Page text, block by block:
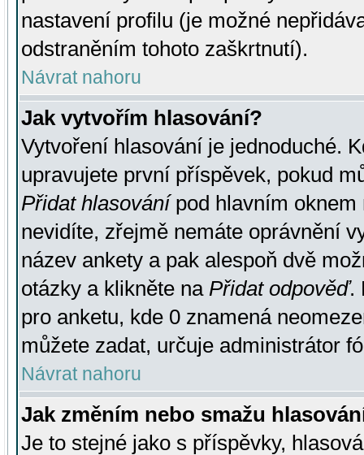
nastavení profilu (je možné
odstraněním tohoto zaškrtnutí).
Návrat nahoru
Jak vytvořím hlasování?
Vytvoření hlasování je jednoduché.
upravujete první příspěvek, pokud
Přidat hlasovánípod hlavním oknem
nevidíte, zřejmě nemáte oprávnění
název ankety a pak alespoň dvě
otázky a klikněte na Přidat odpověď.
pro anketu, kde 0 znamená
můžete zadat, určuje administrátor
Návrat nahoru
Jak změním nebo smažu
Je to stejné jako s příspěvky,